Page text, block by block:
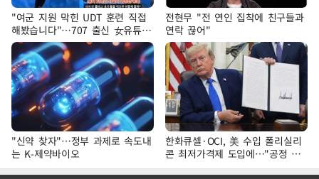
"여군 지원 막힌 UDT 훈련 직접
해봤습니다"…707 출신 女유튜버
'완벽 소화'
전현무 "전 연인 집착에 친구들과
연락 끊어"
"신약 찾자"…정부 과제로 속도내
는 K-제약바이오
한화큐셀·OCI, 美 수입 폴리실리
콘 최저가격제 도입에…"공정 경
쟁·수익성 개선 환영"